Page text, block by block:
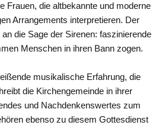
Frauen, die altbekannte und moderne
Arrangements interpretieren. Der
die Sage der Sirenen: faszinierende
Menschen in ihren Bann zogen.
musikalische Erfahrung, die
die Kirchengemeinde in ihrer
und Nachdenkenswertes zum
ebenso zu diesem Gottesdienst